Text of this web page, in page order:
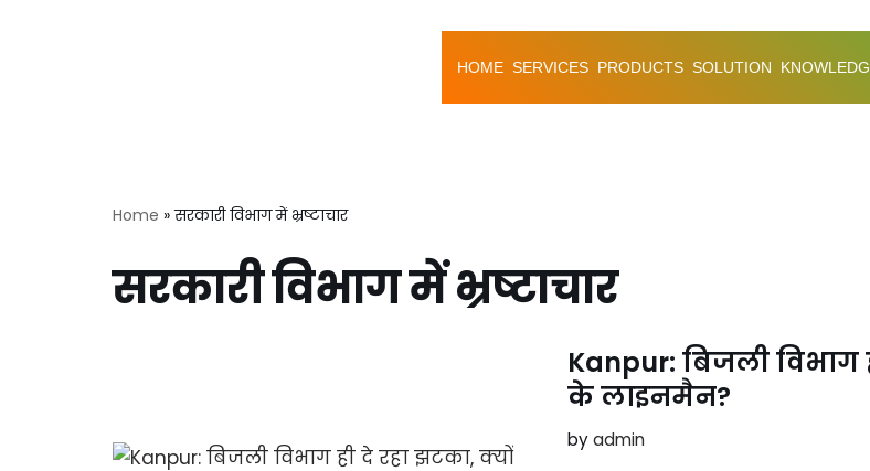
HOME SERVICES PRODUCTS SOLUTION
Home »सरकारी विभाग में भ्रष्टाचार
सरकारी विभाग में भ्रष्टाचार
Kanpur: बिजली विभाग
के लाइनमैन?
byadmin